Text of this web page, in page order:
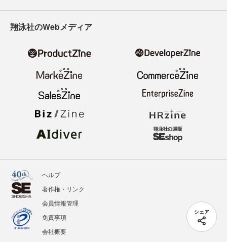
シェア
翔泳社のWebメディア
ヘルプ
著作権・リンク
会員情報管理
免責事項
会社概要